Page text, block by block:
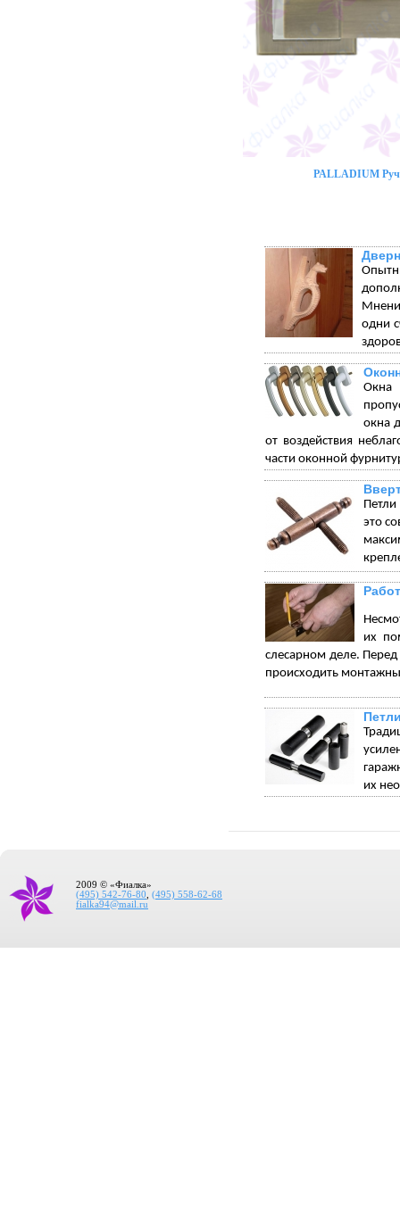
PALLADIUM
одни
Окна
окна
от воздействия
части оконной
это
их
слесарном деле. Перед
происходить
их
2009 © «Фиалка»
(495) 542-76-80
(495) 558-62-68
fialka94@mail.ru